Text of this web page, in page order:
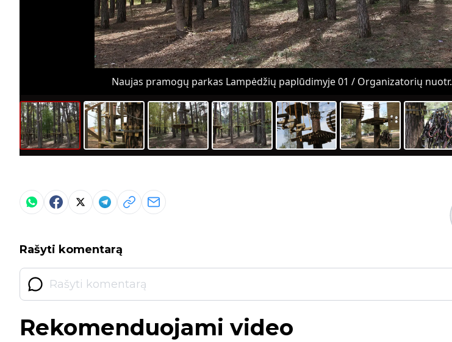
Naujas pramogų parkas Lampėdžių paplūdimyje 01 / Organizatorių nuotr.
Rašyti komentarą
Rekomenduojami video